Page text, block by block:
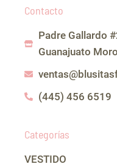
o
o
k
Contacto
Padre Gallardo
Guanajuato
(445) 456 6519
Categorías
VESTIDO